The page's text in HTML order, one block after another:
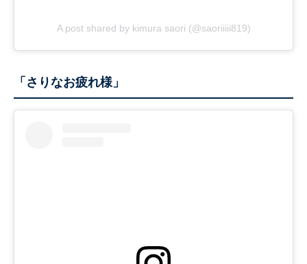
A post shared by kimura saori (@saoriiiii819)
「さりなお疲れ様」